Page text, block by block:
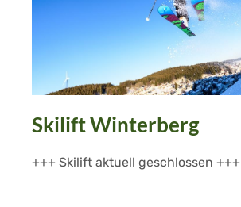
Skilift Winterberg
+++ Skilift aktuell geschlossen +++